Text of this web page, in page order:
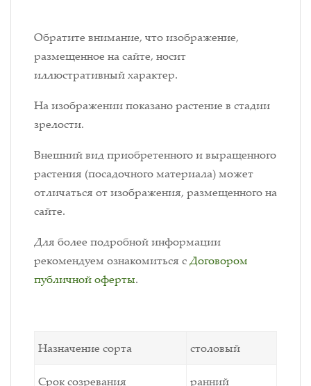
Обратите внимание, что изображение,
размещенное на сайте, носит
иллюстративный характер.
На изображении показано растение в стадии
зрелости.
Внешний вид приобретенного и выращенного
растения (посадочного материала) может
отличаться от изображения, размещенного на
сайте.
Для более подробной информации
рекомендуем ознакомиться сДоговором
публичной оферты.
Назначение сорта столовый
Срок созревания ранний